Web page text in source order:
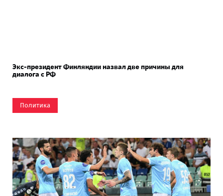
Экс-президент Финляндии назвал две причины для
диалога с РФ
Политика